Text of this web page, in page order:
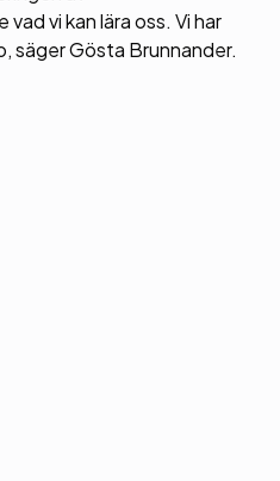
vi kan lära oss. Vi har
säger Gösta Brunnander.